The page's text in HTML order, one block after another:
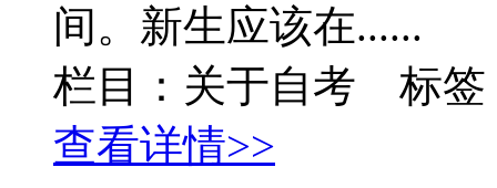
间。新生应该在......
栏目：关于自考 标签
查看详情>>